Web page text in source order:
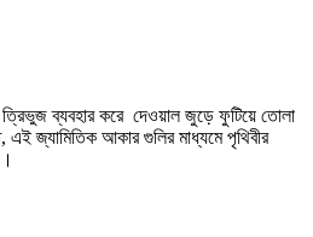
ব্যবহার করে দেওয়াল জুড়ে ফুটিয়ে তোলা
জ্যামিতিক আকার গুলির মাধ্যমে পৃথিবীর